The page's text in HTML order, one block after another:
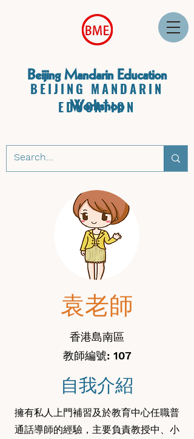
Beijing Mandarin Education
Workshop
BEIJING MANDARIN
EDUCATION
袁老師
香港島南區
教師編號: 107
自我介紹
擁有私人上門補習及於教育中心任職普
通話導師的經驗，主要負責教授中、小